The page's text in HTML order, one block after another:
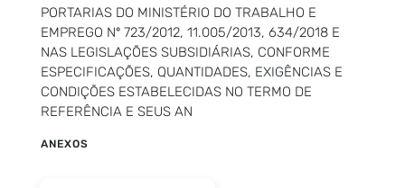
PORTARIAS DO MINISTÉRIO DO TRABALHO E
EMPREGO Nº 723/2012, 11.005/2013, 634/2018 E
NAS LEGISLAÇÕES SUBSIDIÁRIAS, CONFORME
ESPECIFICAÇÕES, QUANTIDADES, EXIGÊNCIAS E
CONDIÇÕES ESTABELECIDAS NO TERMO DE
REFERÊNCIA E SEUS AN
ANEXOS